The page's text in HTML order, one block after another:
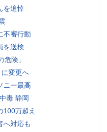
を追悼
不審行動
を送検
険」
変更へ
ニー最高
毒 静岡
100万超え
へ対応も